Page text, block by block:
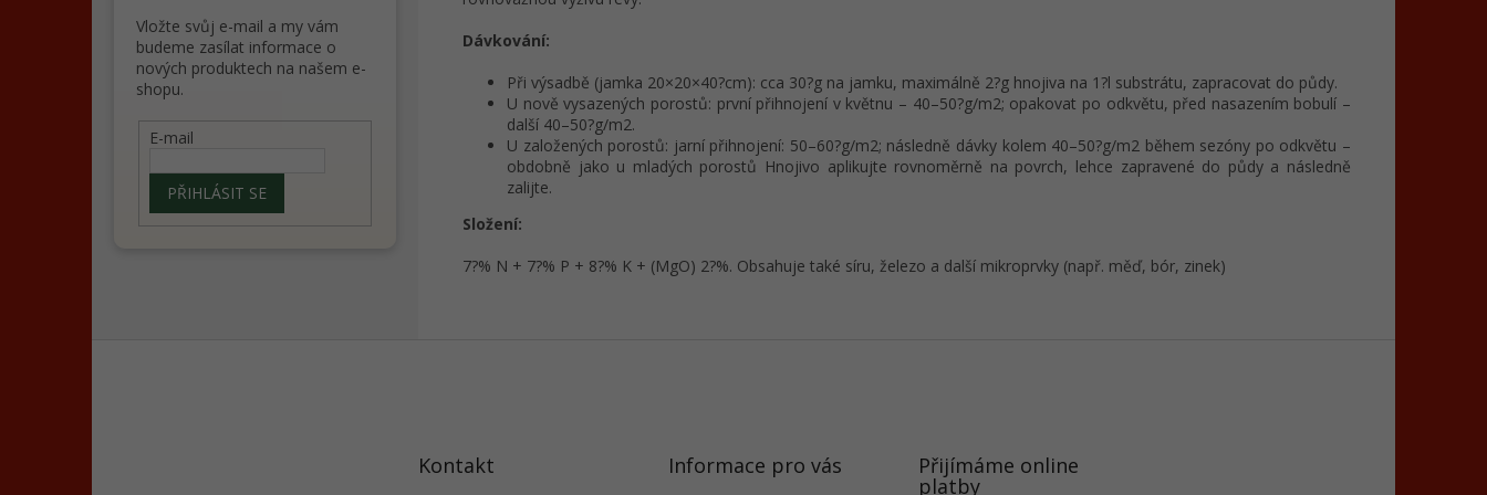
Vložte svůj e-mail a my vám
budeme zasílat informace o
nových produktech na našem e-
shopu.
E-mail
PŘIHLÁSIT SE
Dávkování:
Při výsadbě (jamka 20×20×40?cm): cca 30?g na jamku, maximálně 2?g hnojiva na 1?l substrátu, zapracovat do půdy.
U nově vysazených porostů: první přihnojení v květnu – 40–50?g/m2; opakovat po odkvětu, před nasazením bobulí –
další 40–50?g/m2.
U založených porostů: jarní přihnojení: 50–60?g/m2; následně dávky kolem 40–50?g/m2 během sezóny po odkvětu –
obdobně jako u mladých porostů Hnojivo aplikujte rovnoměrně na povrch, lehce zapravené do půdy a následně
zalijte.
Složení:
7?% N + 7?% P + 8?% K + (MgO) 2?%. Obsahuje také síru, železo a další mikroprvky (např. měď, bór, zinek)
Kontakt Informace pro vás Přijímáme online
platby